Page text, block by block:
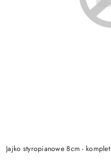
Jajko styropianowe 8cm -